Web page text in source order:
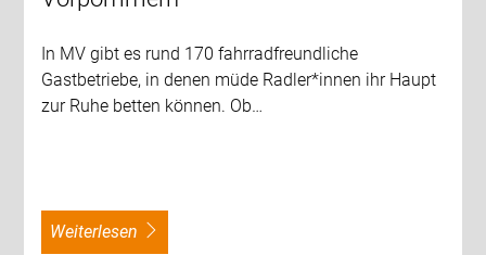
In MV gibt es rund 170 fahrradfreundliche
Gastbetriebe, in denen müde Radler*innen ihr Haupt
zur Ruhe betten können. Ob…
weiterlesen